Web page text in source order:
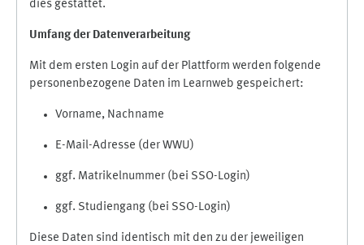
dies gestattet.
Umfang der Datenverarbeitung
Mit dem ersten Login auf der Plattform werden folgende
personenbezogene Daten im Learnweb gespeichert:
Vorname, Nachname
E-Mail-Adresse (der WWU)
ggf. Matrikelnummer (bei SSO-Login)
ggf. Studiengang (bei SSO-Login)
Diese Daten sind identisch mit den zu der jeweiligen